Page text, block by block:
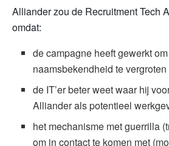
Alliander zou de Recruitment Tech
omdat:
de campagne heeft gewerkt
naamsbekendheid te vergroten
de IT’er beter weet waar hij
Alliander als potentieel
het mechanisme met guerrilla
om in contact te komen met